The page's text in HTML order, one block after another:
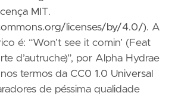
MIT.
licenses/by/4.0/). A
é: “Won’t see it comin’ (Feat
d’autruche)”, por Alpha Hydrae
termos da CC0 1.0 Universal
de péssima qualidade